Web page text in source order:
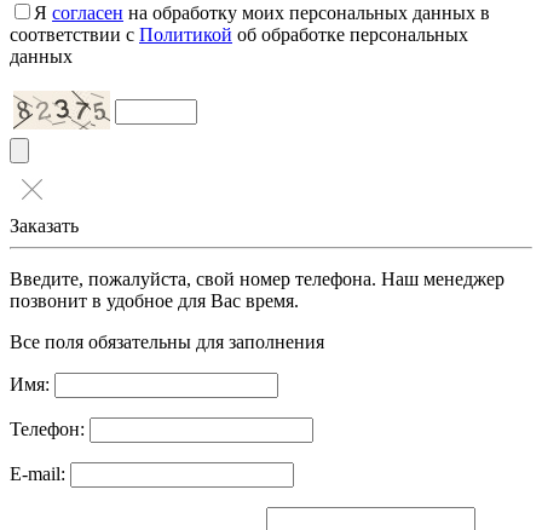
Я согласен на обработку моих персональных данных в
соответствии с Политикой об обработке персональных
данных
Заказать
Введите, пожалуйста, свой номер телефона. Наш менеджер
позвонит в удобное для Вас время.
Все поля обязательны для заполнения
Имя:
Телефон:
E-mail: